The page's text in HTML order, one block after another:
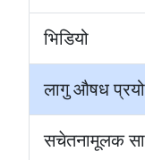
भिडियो
लागु औषध
सचेतनामूलक